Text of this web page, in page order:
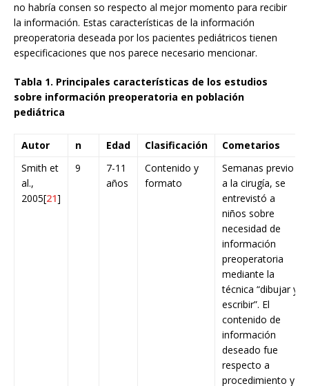
no habría consen so respecto al mejor momento para recibir
la información. Estas características de la información
preoperatoria deseada por los pacientes pediátricos tienen
especificaciones que nos parece necesario mencionar.
Tabla 1. Principales características de los estudios
sobre información preoperatoria en población
pediátrica
Autor n Edad Clasificación
Cometarios
Smith et
al.,
2005[21]
9
7-11
años
Contenido y
formato
Semanas previo
a la cirugía, se
entrevistó a
niños sobre
necesidad de
información
preoperatoria
mediante la
técnica “dibujar y
escribir”. El
contenido de
información
deseado fue
respecto a
procedimiento y